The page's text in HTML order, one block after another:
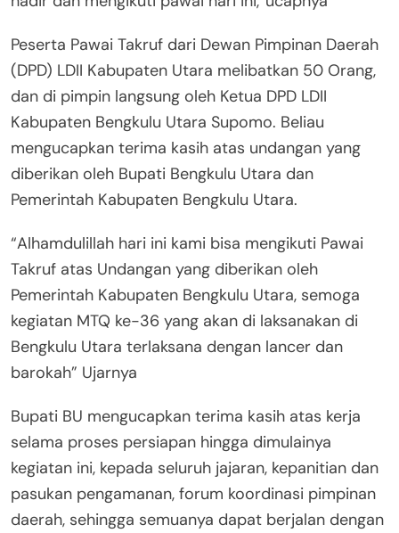
Peserta Pawai Takruf dari Dewan Pimpinan Daerah
(DPD) LDII Kabupaten Utara melibatkan 50 Orang,
dan di pimpin langsung oleh Ketua DPD LDII
Kabupaten Bengkulu Utara Supomo. Beliau
mengucapkan terima kasih atas undangan yang
diberikan oleh Bupati Bengkulu Utara dan
Pemerintah Kabupaten Bengkulu Utara.
“Alhamdulillah hari ini kami bisa mengikuti Pawai
Takruf atas Undangan yang diberikan oleh
Pemerintah Kabupaten Bengkulu Utara, semoga
kegiatan MTQ ke-36 yang akan di laksanakan di
Bengkulu Utara terlaksana dengan lancer dan
barokah” Ujarnya
Bupati BU mengucapkan terima kasih atas kerja
selama proses persiapan hingga dimulainya
kegiatan ini, kepada seluruh jajaran, kepanitian dan
pasukan pengamanan, forum koordinasi pimpinan
daerah, sehingga semuanya dapat berjalan dengan